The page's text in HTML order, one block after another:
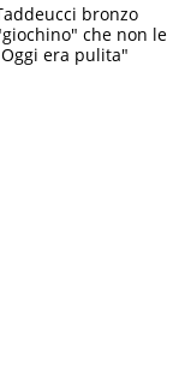
bronzo
che non le
era pulita"